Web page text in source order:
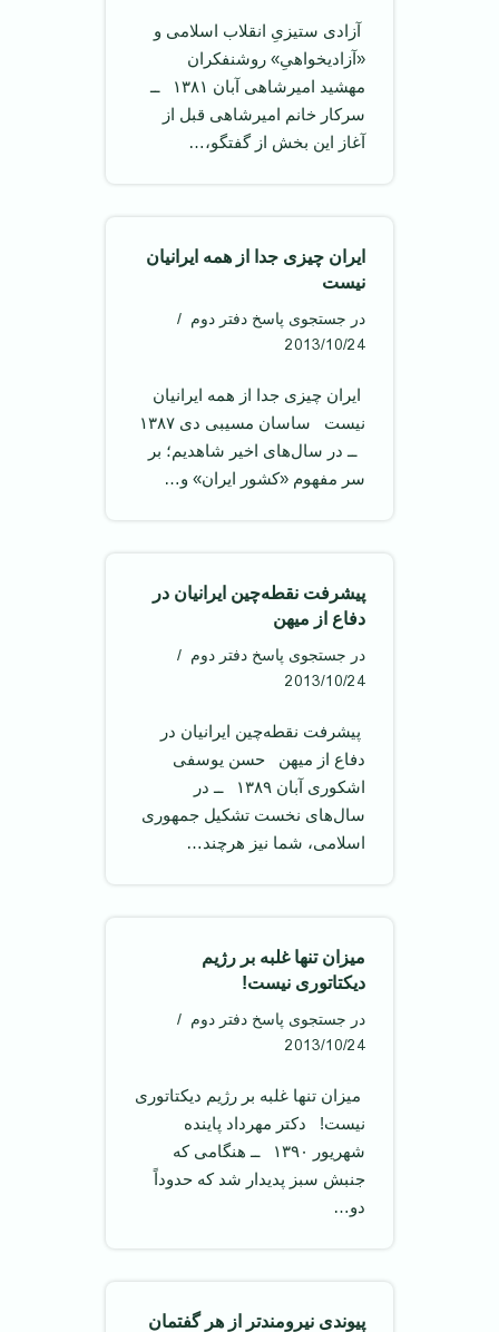
‌ آزادی ستیزیِ انقلاب اسلامی و
«آزادیخواهیِ» روشنفکران ‌
مهشید امیرشاهی آبان ۱۳۸۱ ‌‌ ــ
سرکار خانم امیرشاهی قبل از
آغاز این بخش از گفتگو،…
ایران چیزی جدا از همه ایرانیان
نیست
در جستجوی پاسخ دفتر دوم
2013/10/24
‌ ایران چیزی جدا از همه ایرانیان
نیست ‌ ساسان مسیبی دی ۱۳۸۷
‌ ــ در سال‌های اخیر شاهدیم؛ بر
سر مفهوم «کشور ایران» و…
پیشرفت نقطه‌چین ایرانیان در
دفاع از میهن
در جستجوی پاسخ دفتر دوم
2013/10/24
‌ پیشرفت نقطه‌چین ایرانیان در
دفاع از میهن ‌ حسن یوسفی
اشکوری آبان ۱۳۸۹ ‌ ــ در
سال‌های نخست تشکیل جمهوری
اسلامی، شما نیز هرچند…
میزان تنها غلبه بر رژیم
دیکتاتوری نیست!
در جستجوی پاسخ دفتر دوم
2013/10/24
‌ میزان تنها غلبه بر رژیم دیکتاتوری
نیست! ‌ دکتر مهرداد پاینده
شهریور ۱۳۹۰ ‌ ــ هنگامی که
جنبش سبز پدیدار شد که حدوداً
دو…
پیوندی نیرومند‌تر از هر گفتمان